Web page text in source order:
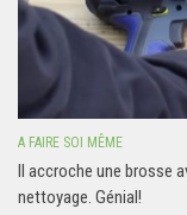
A FAIRE SOI MÊME
Il accroche une brosse
nettoyage. Génial!